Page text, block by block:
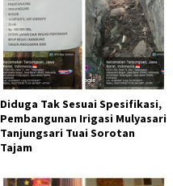
Diduga Tak Sesuai Spesifikasi,
Pembangunan Irigasi Mulyasari
Tanjungsari Tuai Sorotan
Tajam​